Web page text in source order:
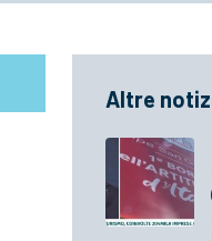
Altre